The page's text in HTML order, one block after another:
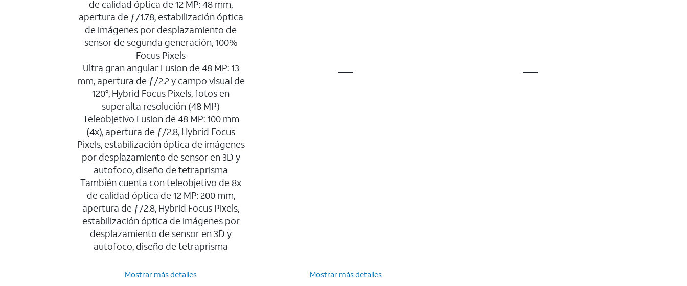
de calidad óptica de 12 MP: 48 mm,
apertura de ƒ/1.78, estabilización óptica
de imágenes por desplazamiento de
sensor de segunda generación, 100%
Focus Pixels
Ultra gran angular Fusion de 48 MP: 13
mm, apertura de ƒ/2.2 y campo visual de
120°, Hybrid Focus Pixels, fotos en
superalta resolución (48 MP)
Teleobjetivo Fusion de 48 MP: 100 mm
(4x), apertura de ƒ/2.8, Hybrid Focus
Pixels, estabilización óptica de imágenes
por desplazamiento de sensor en 3D y
autofoco, diseño de tetraprisma
También cuenta con teleobjetivo de 8x
de calidad óptica de 12 MP: 200 mm,
apertura de ƒ/2.8, Hybrid Focus Pixels,
estabilización óptica de imágenes por
desplazamiento de sensor en 3D y
autofoco, diseño de tetraprisma
Mostrar más detalles Mostrar más detalles